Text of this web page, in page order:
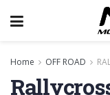
Home OFF ROAD